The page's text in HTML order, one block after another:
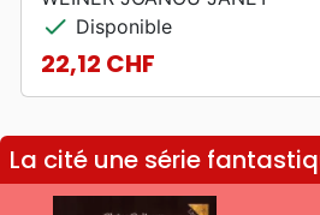
check Disponible
Prix
22,12 CHF
La cité une série